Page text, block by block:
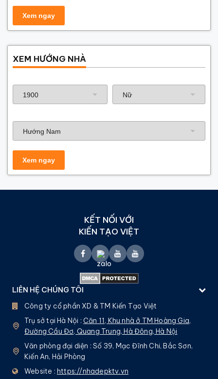
CÔNG TY CỔ PHẦN XD&TM KIẾN TẠO VIỆT
Số 19 Lý Thường Kiệt, Phú La, Hà Đông, Hn
XEM HƯỚNG NHÀ
KẾT NỐI VỚI
KIẾN TẠO VIỆT
LIÊN HỆ CHÚNG TÔI
Công ty cổ phần XD & TM Kiến Tạo Việt
Trụ sở tại Hà Nội : Căn 11, Khu nhà ở TM Hoàng Gia,
Đường Cầu Đơ, Quang Trung, Hà Đông, Hà Nội
Văn phòng đại diện : Số 39, Mạc Đĩnh Chi, Bắc Sơn,
Kiến An, Hải Phòng
Website : https://nhadepktv.vn